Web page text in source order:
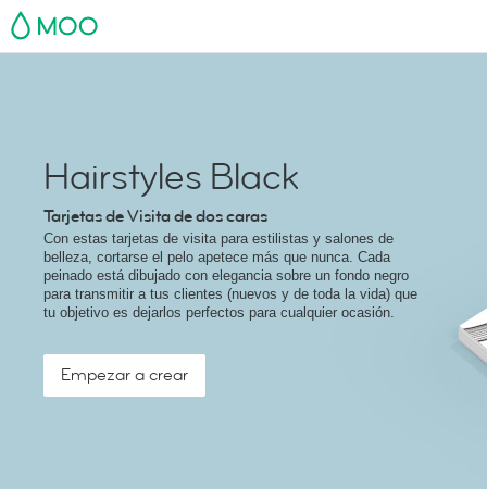
MOO
Hairstyles Black
Tarjetas de Visita de dos caras
Con estas tarjetas de visita para estilistas y salones de
belleza, cortarse el pelo apetece más que nunca. Cada
peinado está dibujado con elegancia sobre un fondo negro
para transmitir a tus clientes (nuevos y de toda la vida) que
tu objetivo es dejarlos perfectos para cualquier ocasión.
Empezar a crear